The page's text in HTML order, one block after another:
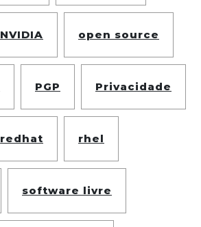
NVIDIA open source
PGP Privacidade
redhat rhel
software livre